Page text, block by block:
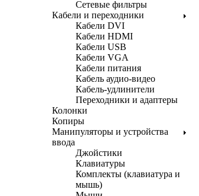
Сетевые фильтры
Кабели и переходники
Кабели DVI
Кабели HDMI
Кабели USB
Кабели VGA
Кабели питания
Кабель аудио-видео
Кабель-удлинители
Переходники и адаптеры
Колонки
Копиры
Манипуляторы и устройства
ввода
Джойстики
Клавиатуры
Комплекты (клавиатура и
мышь)